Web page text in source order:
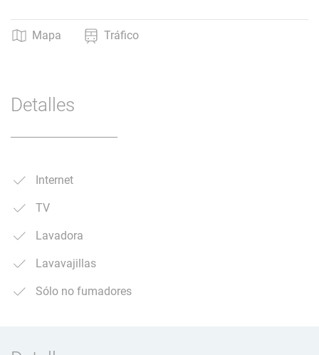
Mapa Tráfico
Detalles
Internet
TV
Lavadora
Lavavajillas
Sólo no fumadores